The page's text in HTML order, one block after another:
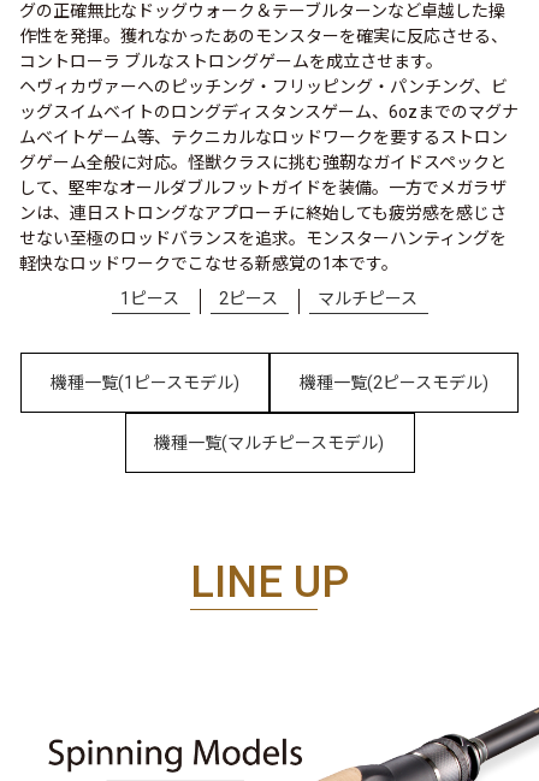
グの正確無比なドッグウォーク＆テーブルターンなど卓越した操
作性を発揮。獲れなかったあのモンスターを確実に反応させる、
コントローラ ブルなストロングゲームを成立させます。
ヘヴィカヴァーへのピッチング・フリッピング・パンチング、ビ
ッグスイムベイトのロングディスタンスゲーム、6ozまでのマグナ
ムベイトゲーム等、テクニカルなロッドワークを要するストロン
グゲーム全般に対応。怪獣クラスに挑む強靭なガイドスペックと
して、堅牢なオールダブルフットガイドを装備。一方でメガラザ
ンは、連日ストロングなアプローチに終始しても疲労感を感じさ
せない至極のロッドバランスを追求。モンスターハンティングを
軽快なロッドワークでこなせる新感覚の1本です。
1ピース
2ピース マルチピース
機種一覧(1ピースモデル) 機種一覧(2ピースモデル)
機種一覧(マルチピースモデル)
LINE UP